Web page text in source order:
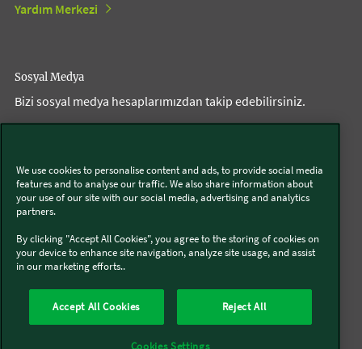
Yardım Merkezi
Sosyal Medya
Bizi sosyal medya hesaplarımızdan takip edebilirsiniz.
İzinsiz üçüncü taraf aksesuarları ve uygun olmayan
onarımlar
We use cookies to personalise content and ads, to provide social media
features and to analyse our traffic. We also share information about
your use of our site with our social media, advertising and analytics
partners.
By clicking "Accept All Cookies", you agree to the storing of cookies on
your device to enhance site navigation, analyze site usage, and assist
in our marketing efforts..
Accept All Cookies Reject All
Cookies Settings